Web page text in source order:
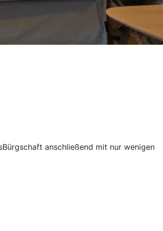
anschließend mit nur wenigen